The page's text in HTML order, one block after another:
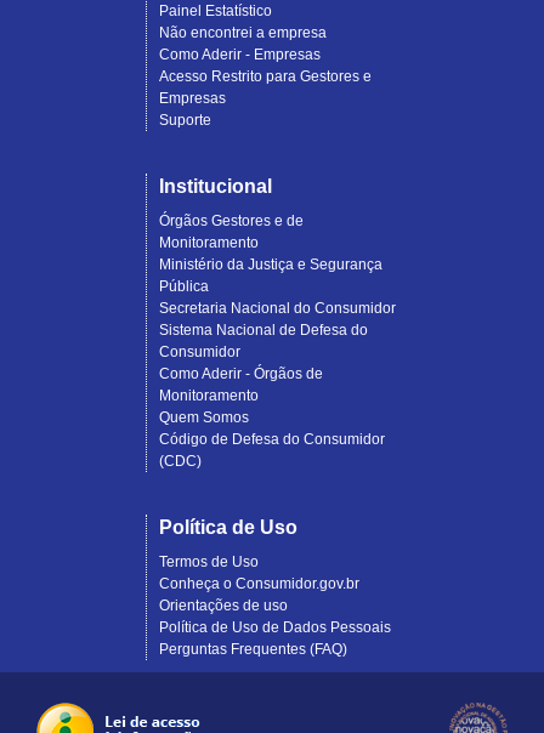
Painel Estatístico
Não encontrei a empresa
Como Aderir - Empresas
Acesso Restrito para Gestores e
Empresas
Suporte
Institucional
Órgãos Gestores e de
Monitoramento
Ministério da Justiça e Segurança
Pública
Secretaria Nacional do Consumidor
Sistema Nacional de Defesa do
Consumidor
Como Aderir - Órgãos de
Monitoramento
Quem Somos
Código de Defesa do Consumidor
(CDC)
Política de Uso
Termos de Uso
Conheça o Consumidor.gov.br
Orientações de uso
Política de Uso de Dados Pessoais
Perguntas Frequentes (FAQ)